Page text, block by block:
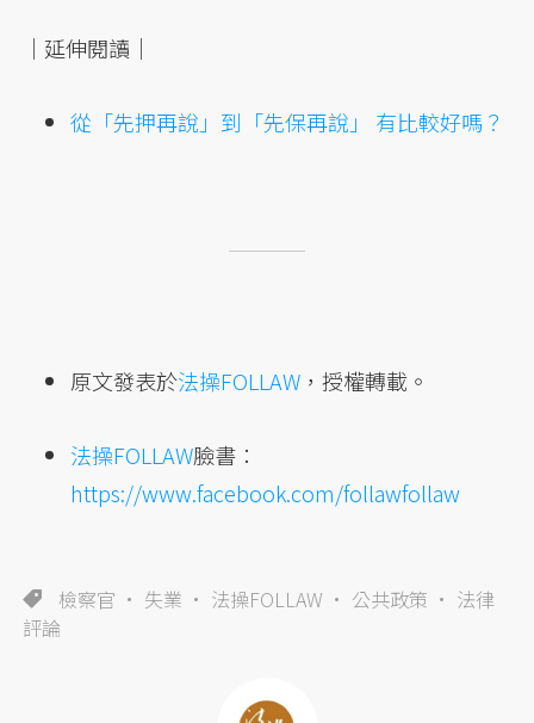
｜延伸閱讀｜
從「先押再說」到「先保再說」 有比較好嗎？
原文發表於法操FOLLAW ，授權轉載。
法操FOLLAW臉書：
https://www.facebook.com/follawfollaw
檢察官 失業 法操FOLLAW 公共政策
法律
評論